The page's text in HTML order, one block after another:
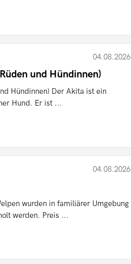
04.08.2026
und Hündinnen)
Hündinnen) Der Akita ist ein
Hund. Er ist ...
04.08.2026
wurden in familiärer Umgebung
werden. Preis ...